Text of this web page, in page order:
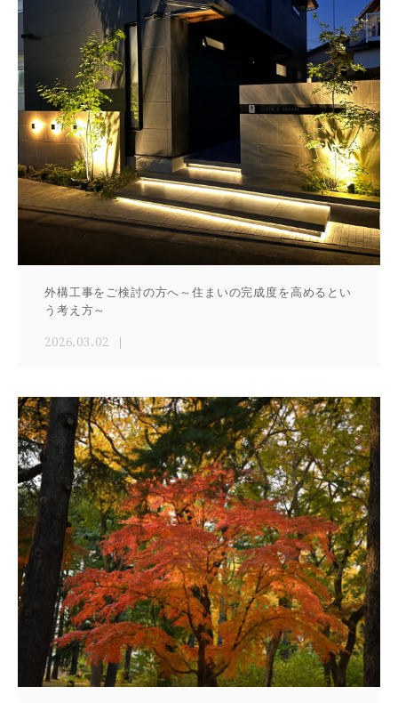
外構工事をご検討の方へ～住まいの完成度を高めるとい
う考え方～
2026.03.02